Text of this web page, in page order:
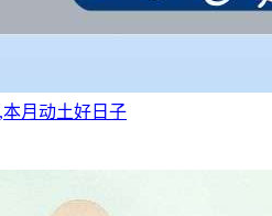
月动土好日子